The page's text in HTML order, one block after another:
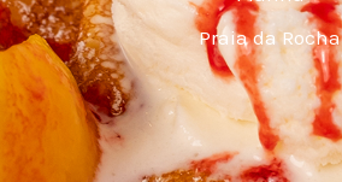
Praia da Rocha